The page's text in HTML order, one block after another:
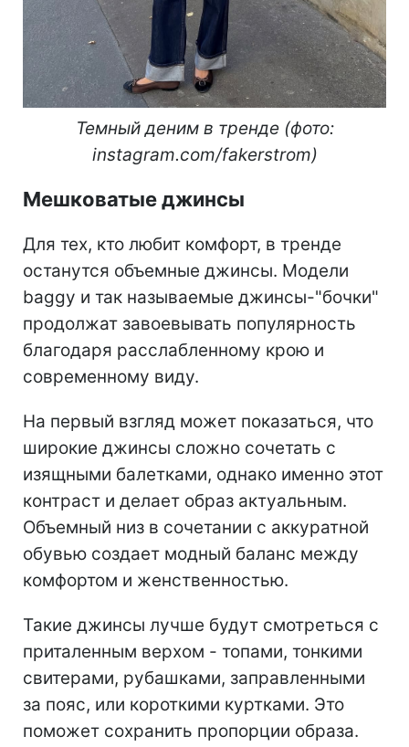
Темный деним в тренде (фото:
instagram.com/fakerstrom)
Мешковатые джинсы
Для тех, кто любит комфорт, в тренде
останутся объемные джинсы. Модели
baggy и так называемые джинсы-"бочки"
продолжат завоевывать популярность
благодаря расслабленному крою и
современному виду.
На первый взгляд может показаться, что
широкие джинсы сложно сочетать с
изящными балетками, однако именно этот
контраст и делает образ актуальным.
Объемный низ в сочетании с аккуратной
обувью создает модный баланс между
комфортом и женственностью.
Такие джинсы лучше будут смотреться с
приталенным верхом - топами, тонкими
свитерами, рубашками, заправленными
за пояс, или короткими куртками. Это
поможет сохранить пропорции образа.